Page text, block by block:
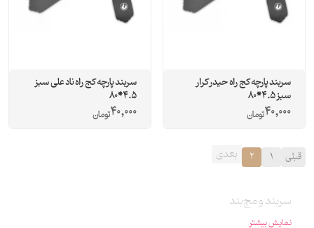
سربند پارچه کج راه حیدر کرار
سبز 4.5*80
40,000تومان
سربند پارچه کج راه ناد علی سبز
4.5*80
40,000تومان
قبلی 1
2 بعدی
سربند و مچ‌بند
نمایش بیشتر